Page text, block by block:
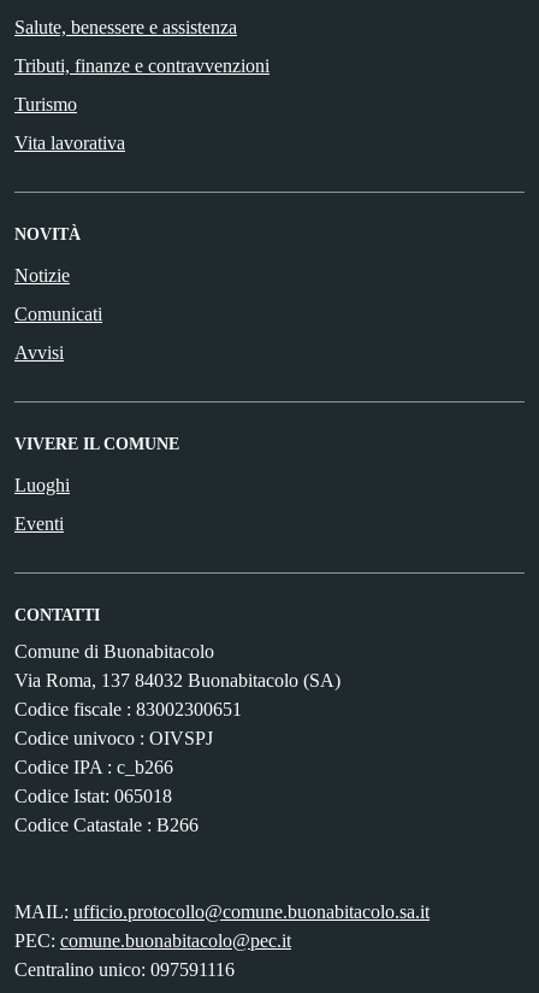
Salute, benessere e assistenza
Tributi, finanze e contravvenzioni
Turismo
Vita lavorativa
NOVITÀ
Notizie
Comunicati
Avvisi
VIVERE IL COMUNE
Luoghi
Eventi
CONTATTI
Comune di Buonabitacolo
Via Roma, 137 84032 Buonabitacolo (SA)
Codice fiscale : 83002300651
Codice univoco : OIVSPJ
Codice IPA : c_b266
Codice Istat: 065018
Codice Catastale : B266
MAIL: ufficio.protocollo@comune.buonabitacolo.sa.it
PEC: comune.buonabitacolo@pec.it
Centralino unico: 097591116